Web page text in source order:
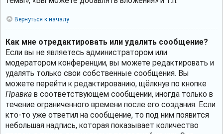
Вернуться к началу
Как мне отредактировать или удалить сообщение?
Если вы не являетесь администратором или
модератором конференции, вы можете редактировать и
удалять только свои собственные сообщения. Вы
можете перейти к редактированию, щёлкнув по кнопке
Правка в соответствующем сообщении, иногда только в
течение ограниченного времени после его создания. Если
кто-то уже ответил на сообщение, то под ним появится
небольшая надпись, которая показывает количество